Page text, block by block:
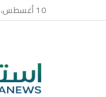
10 أغسطس، 2026 | 7:10 ص